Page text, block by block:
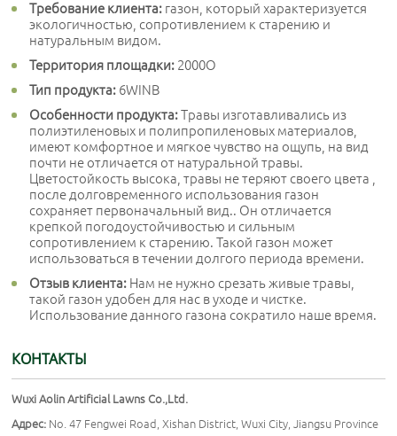
Требование клиента: газон, который характеризуется
экологичностью, сопротивлением к старению и
натуральным видом.
Территория площадки: 2000O
Тип продукта: 6WINB
Особенности продукта:Травы изготавливались из
полиэтиленовых и полипропиленовых материалов,
имеют комфортное и мягкое чувство на ощупь, на вид
почти не отличается от натуральной травы.
Цветостойкость высока, травы не теряют своего цвета ,
после долговременного использования газон
сохраняет первоначальный вид.. Он отличается
крепкой погодоустойчивостью и сильным
сопротивлением к старению. Такой газон может
использоваться в течении долгого периода времени.
Отзыв клиента: Нам не нужно срезать живые травы,
такой газон удобен для нас в уходе и чистке.
Использование данного газона сократило наше время.
КОНТАКТЫ
Wuxi Aolin Artificial Lawns Co.,Ltd.
Адрес: No. 47 Fengwei Road, Xishan District, Wuxi City, Jiangsu Province